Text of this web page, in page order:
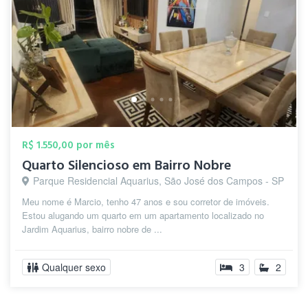
R$ 1.550,00 por mês
Quarto Silencioso em Bairro Nobre
Parque Residencial Aquarius, São José dos Campos - SP
Meu nome é Marcio, tenho 47 anos e sou corretor de imóveis.
Estou alugando um quarto em um apartamento localizado no
Jardim Aquarius, bairro nobre de ...
Qualquer sexo 3 2